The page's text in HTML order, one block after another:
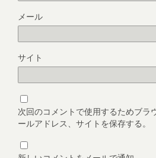
メール
サイト
次回のコメントで使用するためブラ
ールアドレス、サイトを保存する。